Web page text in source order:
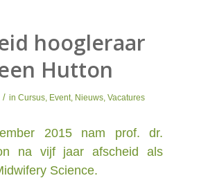
hoogleraar
Hutton
/ inCursus, Event, Nieuws,Vacatures
2015 nam prof. dr.
na vijf jaar afscheid als
Science.